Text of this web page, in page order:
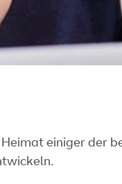
einiger der